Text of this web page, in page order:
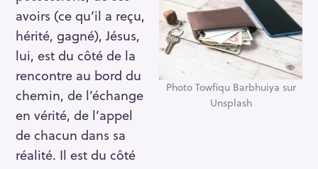
Photo Towfiqu Barbhuiya sur
Unsplash
avoirs (ce qu’il a reçu,
hérité, gagné), Jésus,
lui, est du côté de la
rencontre au bord du
chemin, de l’échange
en vérité, de l’appel
de chacun dans sa
réalité. Il est du côté